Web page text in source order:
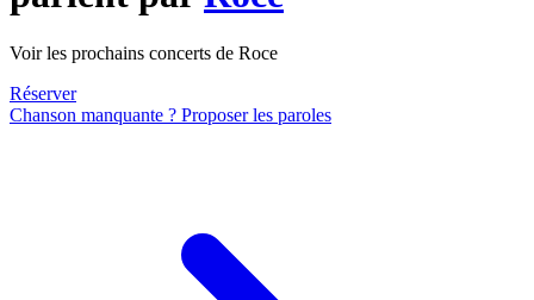
Voir les prochains concerts de Roce
Réserver
Chanson manquante ? Proposer les paroles